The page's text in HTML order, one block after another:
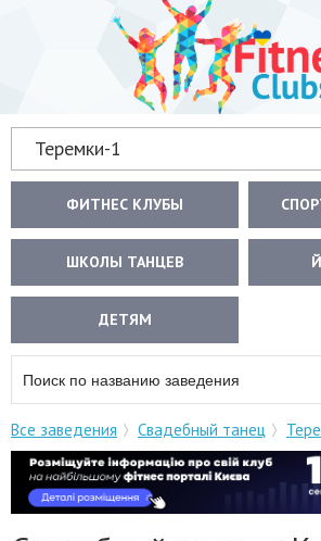
Теремки-1
ФИТНЕС КЛУБЫ
ШКОЛЫ ТАНЦЕВ
ДЕТЯМ
Все заведения Свадебный танец